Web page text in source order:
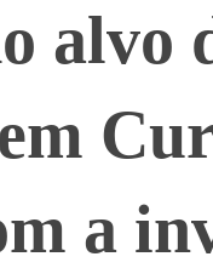
alvo
a